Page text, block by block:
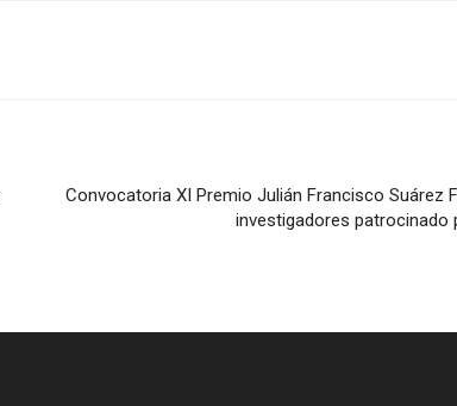
Convocatoria XI Premio Julián Francisco Suárez
investigadores patrocinado